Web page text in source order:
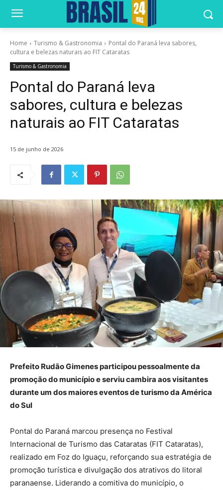
Home Turismo & Gastronomia
Pontal do Paraná leva sabores,
cultura e belezas naturais ao FIT Cataratas
Turismo & Gastronomia
Pontal do Paraná leva
sabores, cultura e belezas
naturais ao FIT Cataratas
15 de junho de 2026
Prefeito Rudão Gimenes participou pessoalmente da
promoção do município e serviu cambira aos visitantes
durante um dos maiores eventos de turismo da América
do Sul
Pontal do Paraná marcou presença no Festival
Internacional de Turismo das Cataratas (FIT Cataratas),
realizado em Foz do Iguaçu, reforçando sua estratégia de
promoção turística e divulgação dos atrativos do litoral
paranaense. Liderando a comitiva do município, o